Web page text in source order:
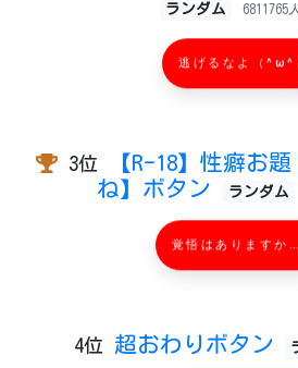
ランダム 6811765
逃げるなよ（^ω^
3位
【R-18】性癖お
ね】ボタン
ランダム
覚悟はありますか…
4位 超おわりボタン